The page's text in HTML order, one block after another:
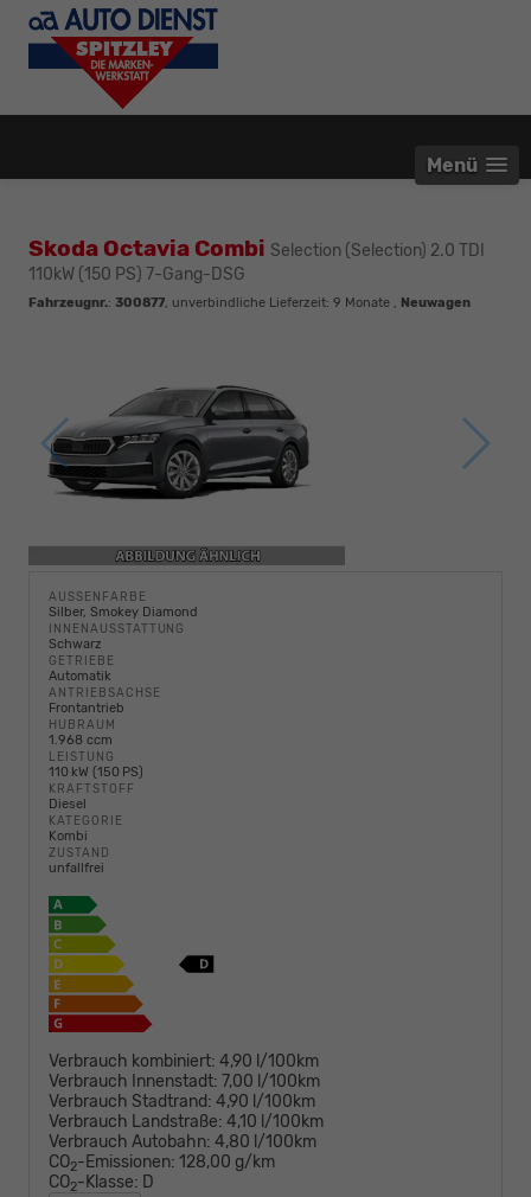
Menü
Skoda Octavia Combi Selection (Selection) 2.0 TDI
110kW (150 PS) 7-Gang-DSG
Fahrzeugnr.: 300877, unverbindliche Lieferzeit: 9 Monate , Neuwagen
AUSSENFARBE
Silber, Smokey Diamond
INNENAUSSTATTUNG
Schwarz
GETRIEBE
Automatik
ANTRIEBSACHSE
Frontantrieb
HUBRAUM
1.968 ccm
LEISTUNG
110 kW (150 PS)
KRAFTSTOFF
Diesel
KATEGORIE
Kombi
ZUSTAND
unfallfrei
Verbrauch kombiniert: 4,90 l/100km
Verbrauch Innenstadt: 7,00 l/100km
Verbrauch Stadtrand: 4,90 l/100km
Verbrauch Landstraße: 4,10 l/100km
Verbrauch Autobahn: 4,80 l/100km
CO2-Emissionen: 128,00 g/km
CO2-Klasse: D